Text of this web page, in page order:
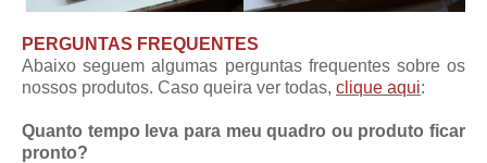
PERGUNTAS FREQUENTES
Abaixo seguem algumas perguntas frequentes sobre os
nossos produtos. Caso queira ver todas, clique aqui:
Quanto tempo leva para meu quadro ou produto ficar
pronto?